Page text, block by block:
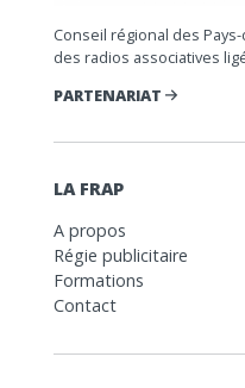
Conseil régional des
des radios associatives
PARTENARIAT
LA FRAP
A propos
Régie publicitaire
Formations
Contact